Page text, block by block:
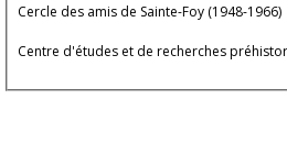
Cercle des amis de Sainte-Foy (1948-1966)
Centre d'études et de recherches